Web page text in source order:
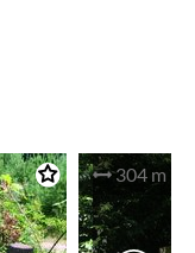
304 m